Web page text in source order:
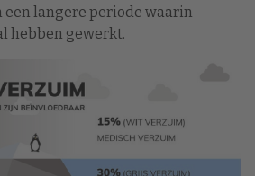
een langere periode waarin
hebben gewerkt.